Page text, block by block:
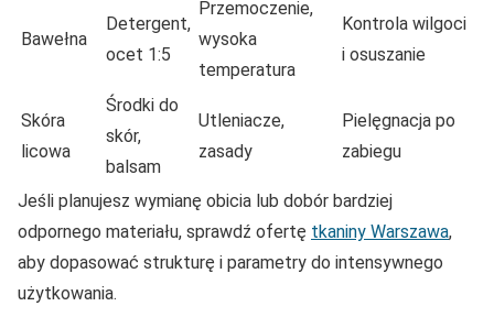
Bawełna
Detergent,
ocet 1:5
Przemoczenie,
wysoka
temperatura
Kontrola wilgoci
i osuszanie
Skóra
licowa
Środki do
skór,
balsam
Utleniacze,
zasady
Pielęgnacja po
zabiegu
Jeśli planujesz wymianę obicia lub dobór bardziej
odpornego materiału, sprawdź ofertę tkaniny Warszawa,
aby dopasować strukturę i parametry do intensywnego
użytkowania.